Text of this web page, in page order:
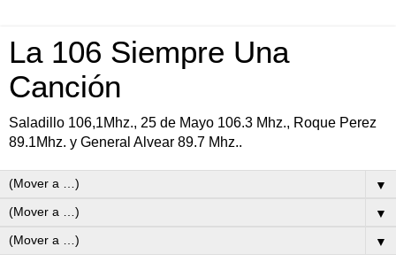
La 106 Siempre Una
Canción
Saladillo 106,1Mhz., 25 de Mayo 106.3 Mhz., Roque Perez
89.1Mhz. y General Alvear 89.7 Mhz..
▼
▼
▼